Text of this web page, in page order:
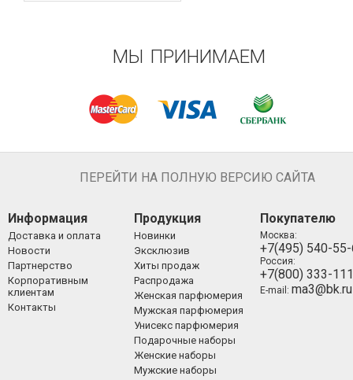
МЫ ПРИНИМАЕМ
ПЕРЕЙТИ НА ПОЛНУЮ ВЕРСИЮ САЙТА
Информация
Доставка и оплата
Новости
Партнерство
Корпоративным
клиентам
Контакты
Продукция
Новинки
Эксклюзив
Хиты продаж
Распродажа
Женская парфюмерия
Мужская парфюмерия
Унисекс парфюмерия
Подарочные наборы
Женские наборы
Мужские наборы
Покупателю
Москва:
+7(495) 540-
Россия:
+7(800) 333-
E-mail: ma3@bk.ru